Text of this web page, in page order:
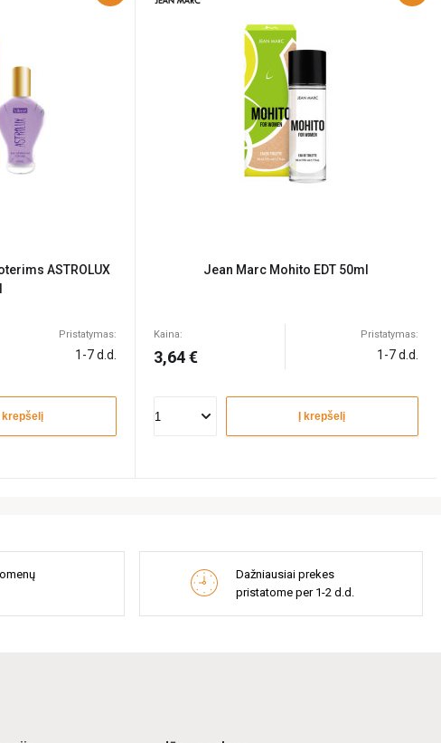
ASTROLUX
Pristatymas:
1-7 d.d.
Į krepšelį
Jean Marc Mohito EDT 50ml
Kaina:
3,64 €
Pristatymas:
1-7 d.d.
Į krepšelį
Dažniausiai prekes
pristatome per 1-2 d.d.